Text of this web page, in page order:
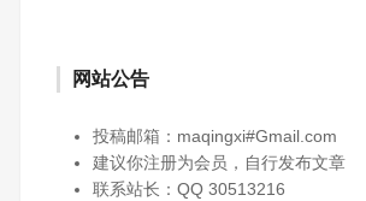
网站公告
投稿邮箱：maqingxi#Gmail.com
建议你注册为会员，自行发布文章
联系站长：QQ 30513216